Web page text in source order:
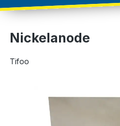
Nickelanode
Tifoo